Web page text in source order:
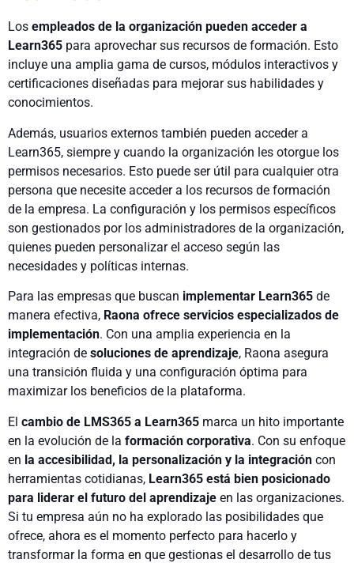
Los empleados de la organización pueden acceder a
Learn365 para aprovechar sus recursos de formación. Esto
incluye una amplia gama de cursos, módulos interactivos y
certificaciones diseñadas para mejorar sus habilidades y
conocimientos.
Además, usuarios externos también pueden acceder a
Learn365, siempre y cuando la organización les otorgue los
permisos necesarios. Esto puede ser útil para cualquier otra
persona que necesite acceder a los recursos de formación
de la empresa. La configuración y los permisos específicos
son gestionados por los administradores de la organización,
quienes pueden personalizar el acceso según las
necesidades y políticas internas.
Para las empresas que buscan implementar Learn365 de
manera efectiva, Raona ofrece servicios especializados de
implementación. Con una amplia experiencia en la
integración de soluciones de aprendizaje, Raona asegura
una transición fluida y una configuración óptima para
maximizar los beneficios de la plataforma.
El cambio de LMS365 a Learn365 marca un hito importante
en la evolución de la formación corporativa. Con su enfoque
en la accesibilidad, la personalización y la integración con
herramientas cotidianas, Learn365 está bien posicionado
para liderar el futuro del aprendizaje en las organizaciones.
Si tu empresa aún no ha explorado las posibilidades que
ofrece, ahora es el momento perfecto para hacerlo y
transformar la forma en que gestionas el desarrollo de tus